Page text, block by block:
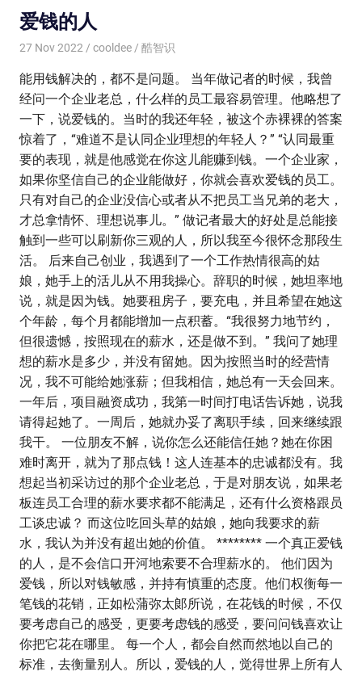
爱钱的人
27 Nov 2022 cooldee 酷智识
能用钱解决的，都不是问题。 当年做记者的时候，我曾
经问一个企业老总，什么样的员工最容易管理。他略想了
一下，说爱钱的。当时的我还年轻，被这个赤裸裸的答案
惊着了，“难道不是认同企业理想的年轻人？” “认同最重
要的表现，就是他感觉在你这儿能赚到钱。一个企业家，
如果你坚信自己的企业能做好，你就会喜欢爱钱的员工。
只有对自己的企业没信心或者从不把员工当兄弟的老大，
才总拿情怀、理想说事儿。” 做记者最大的好处是总能接
触到一些可以刷新你三观的人，所以我至今很怀念那段生
活。 后来自己创业，我遇到了一个工作热情很高的姑
娘，她手上的活儿从不用我操心。辞职的时候，她坦率地
说，就是因为钱。她要租房子，要充电，并且希望在她这
个年龄，每个月都能增加一点积蓄。“我很努力地节约，
但很遗憾，按照现在的薪水，还是做不到。” 我问了她理
想的薪水是多少，并没有留她。因为按照当时的经营情
况，我不可能给她涨薪；但我相信，她总有一天会回来。
一年后，项目融资成功，我第一时间打电话告诉她，说我
请得起她了。一周后，她就办妥了离职手续，回来继续跟
我干。 一位朋友不解，说你怎么还能信任她？她在你困
难时离开，就为了那点钱！这人连基本的忠诚都没有。我
想起当初采访过的那个企业老总，于是对朋友说，如果老
板连员工合理的薪水要求都不能满足，还有什么资格跟员
工谈忠诚？ 而这位吃回头草的姑娘，她向我要求的薪
水，我认为并没有超出她的价值。 ******** 一个真正爱钱
的人，是不会信口开河地索要不合理薪水的。 他们因为
爱钱，所以对钱敏感，并持有慎重的态度。他们权衡每一
笔钱的花销，正如松蒲弥太郞所说，在花钱的时候，不仅
要考虑自己的感受，更要考虑钱的感受，要问问钱喜欢让
你把它花在哪里。 每一个人，都会自然而然地以自己的
标准，去衡量别人。所以，爱钱的人，觉得世界上所有人